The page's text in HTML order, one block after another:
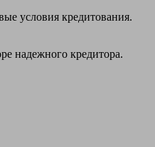
условия кредитования.
надежного кредитора.